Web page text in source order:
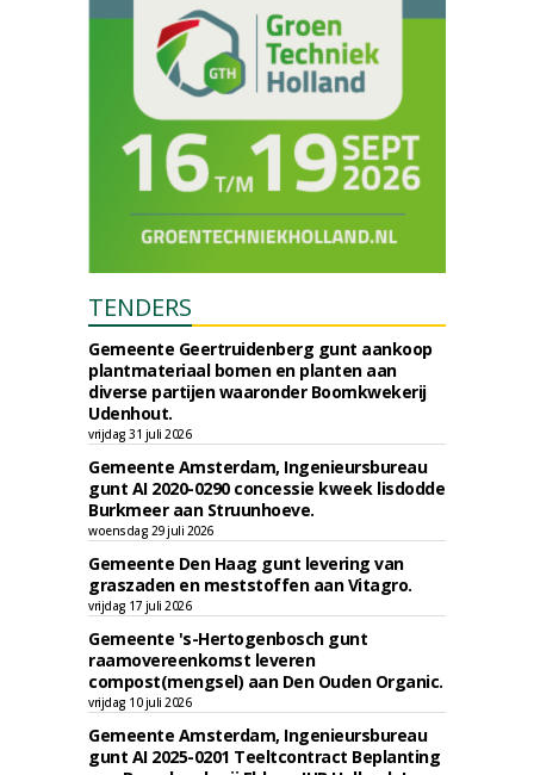
TENDERS
Gemeente Geertruidenberg gunt aankoop
plantmateriaal bomen en planten aan
diverse partijen waaronder Boomkwekerij
Udenhout.
vrijdag 31 juli 2026
Gemeente Amsterdam, Ingenieursbureau
gunt AI 2020-0290 concessie kweek lisdodde
Burkmeer aan Struunhoeve.
woensdag 29 juli 2026
Gemeente Den Haag gunt levering van
graszaden en meststoffen aan Vitagro.
vrijdag 17 juli 2026
Gemeente 's-Hertogenbosch gunt
raamovereenkomst leveren
compost(mengsel) aan Den Ouden Organic.
vrijdag 10 juli 2026
Gemeente Amsterdam, Ingenieursbureau
gunt AI 2025-0201 Teeltcontract Beplanting